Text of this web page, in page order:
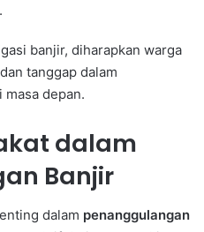
.
banjir, diharapkan warga
tanggap dalam
depan.
dalam
Banjir
dalam penanggulangan